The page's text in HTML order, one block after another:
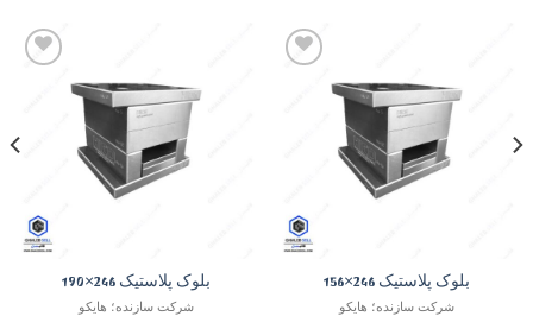
بلوک پلاستیک 246×156
شرکت سازنده؛ هایکو
بلوک پلاستیک 246×190
شرکت سازنده؛ هایکو